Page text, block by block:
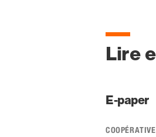
Lire
E-paper
COOPÉRATIVE